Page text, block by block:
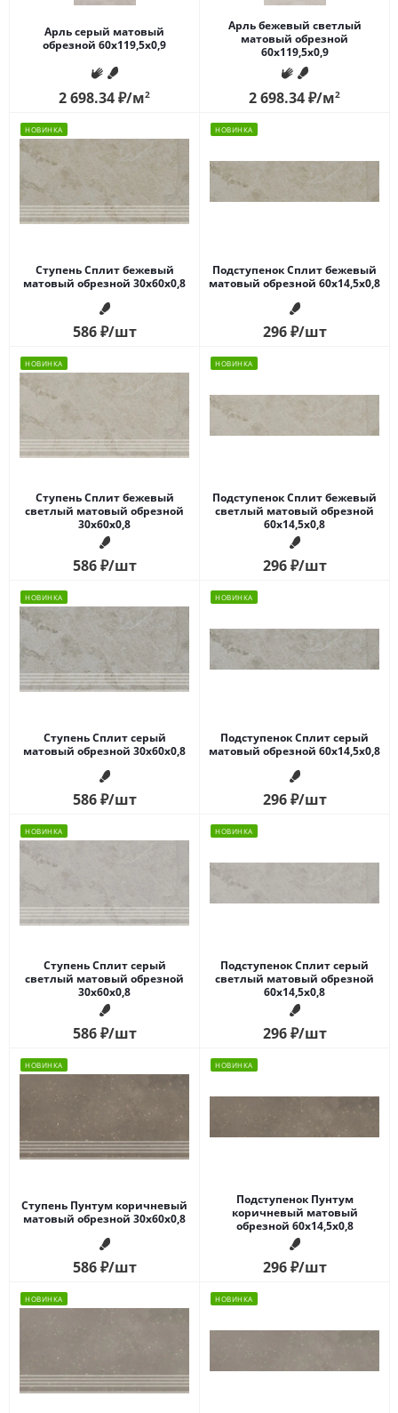
Арль серый матовый
обрезной 60x119,5x0,9
2 698.34₽/м2
Арль бежевый светлый
матовый обрезной
60x119,5x0,9
2 698.34₽/м2
НОВИНКА
Ступень Сплит бежевый
матовый обрезной 30x60x0,8
586₽/шт
НОВИНКА
Подступенок Сплит бежевый
матовый обрезной 60x14,5x0,8
296₽/шт
НОВИНКА
Ступень Сплит бежевый
светлый матовый обрезной
30x60x0,8
586₽/шт
НОВИНКА
Подступенок Сплит бежевый
светлый матовый обрезной
60x14,5x0,8
296₽/шт
НОВИНКА
Ступень Сплит серый
матовый обрезной 30x60x0,8
586₽/шт
НОВИНКА
Подступенок Сплит серый
матовый обрезной 60x14,5x0,8
296₽/шт
НОВИНКА
Ступень Сплит серый
светлый матовый обрезной
30x60x0,8
586₽/шт
НОВИНКА
Подступенок Сплит серый
светлый матовый обрезной
60x14,5x0,8
296₽/шт
НОВИНКА
Ступень Пунтум коричневый
матовый обрезной 30x60x0,8
586₽/шт
НОВИНКА
Подступенок Пунтум
коричневый матовый
обрезной 60x14,5x0,8
296₽/шт
НОВИНКА НОВИНКА